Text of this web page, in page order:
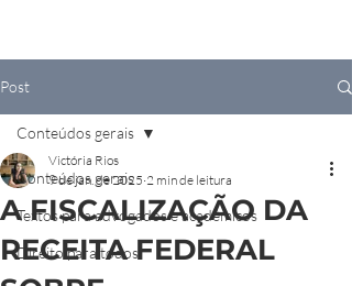
Post
Conteúdos gerais
Textos para advogados e acadêmicos
Direito para todos
Conteúdos gerais
A FISCALIZAÇÃO DA
RECEITA FEDERAL
Victória Rios
9 de jan. de 2025 2 min de leitura